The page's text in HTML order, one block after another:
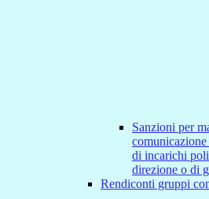
Sanzioni per
di incarichi
direzione o di
Rendiconti gruppi